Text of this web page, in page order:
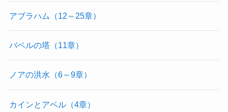
アブラハム（12～25章）
バベルの塔（11章）
ノアの洪水（6～9章）
カインとアベル（4章）